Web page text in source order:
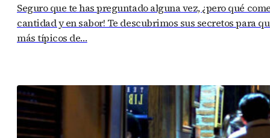
Seguro que te has preguntado alguna vez, ¿pero qué
cantidad y en sabor! Te descubrimos sus secretos para
más típicos de…